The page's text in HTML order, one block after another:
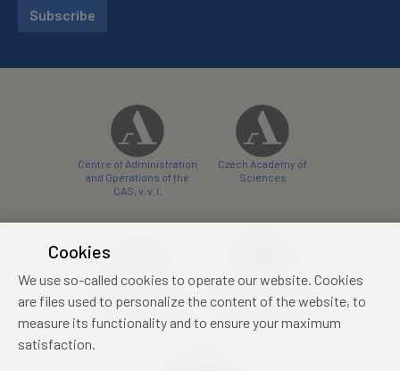
Subscribe
Centre of Administration
and Operations of the
CAS, v. v. i.
Czech Academy of
Sciences
conference centre
konferenční centrum
Cookies
We use so-called cookies to operate our website. Cookies
are files used to personalize the content of the website, to
measure its functionality and to ensure your maximum
satisfaction.